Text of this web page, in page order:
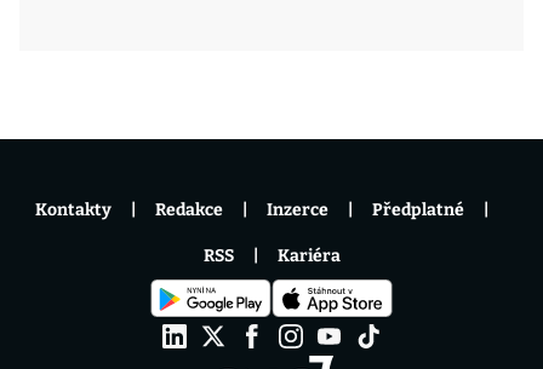
Kontakty Redakce Inzerce Předplatné
RSS Kariéra